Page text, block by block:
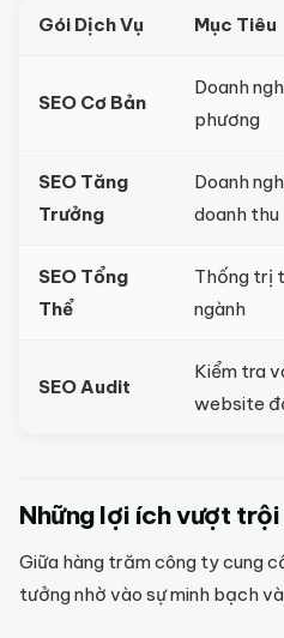
Gói Dịch Vụ Mục Tiêu
SEO Cơ Bản
Doanh
phương
SEO Tăng
Trưởng
Doanh
doanh thu
SEO Tổng
Thể
Thống trị
ngành
SEO Audit
Kiểm tra
website
Những lợi ích vượt
Giữa hàng trăm công ty cung
tưởng nhờ vào sự minh bạch